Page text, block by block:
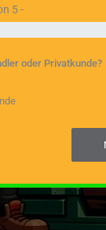
5 -
oder Privatkunde?